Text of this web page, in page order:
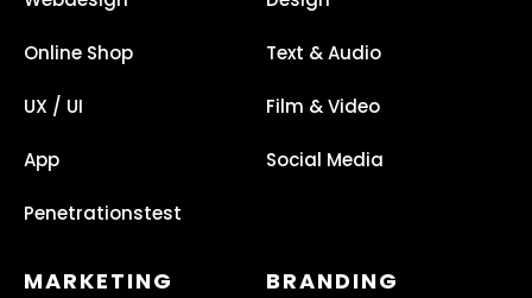
Online Shop
UX / UI
App
Penetrationstest
Text & Audio
Film & Video
Social Media
MARKETING BRANDING